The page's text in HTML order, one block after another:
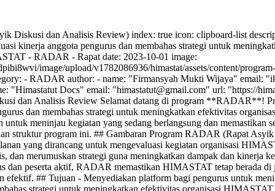
Diskusi dan Analisis Review) index: true icon: clipboard-list
kinerja anggota pengurus dan membahas strategi untuk
- RADAR - Rapat date: 2023-10-01 image:
image/upload/v1782086936/himastat/assets/content/
- RADAR author: - name: "Firmansyah Mukti Wijaya" email: "
"Himastatut Docs" email: "himastatut@gmail.com" url: "https://
dan Analisis Review Selamat datang di program **RADAR**!
dan membahas strategi untuk meningkatkan efektivitas
untuk meninjau kegiatan yang sedang berlangsung dan memastikan
struktur program ini. ## Gambaran Program RADAR (Rapat
yang dirancang untuk mengevaluasi kegiatan organisasi
dan merumuskan strategi guna meningkatkan dampak dan kinerja
dan peserta aktif, RADAR memastikan HIMASTAT tetap berada di
efektif. ## Tujuan - Menyediakan platform bagi pengurus untuk
strategi untuk meningkatkan efektivitas organisasi